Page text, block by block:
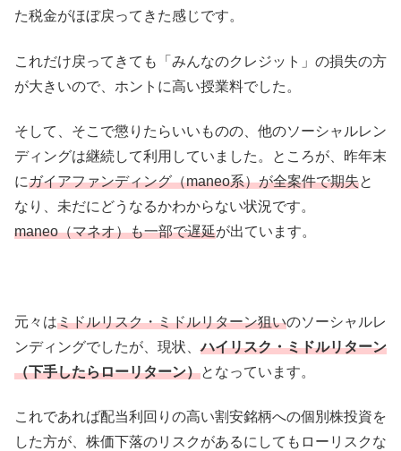
た税金がほぼ戻ってきた感じです。
これだけ戻ってきても「みんなのクレジット」の損失の方
が大きいので、ホントに高い授業料でした。
そして、そこで懲りたらいいものの、他のソーシャルレン
ディングは継続して利用していました。ところが、昨年末
にガイアファンディング（maneo系）が全案件で期失と
なり、未だにどうなるかわからない状況です。
maneo（マネオ）も一部で遅延が出ています。
元々はミドルリスク・ミドルリターン狙いのソーシャルレ
ンディングでしたが、現状、ハイリスク・ミドルリターン
（下手したらローリターン）となっています。
これであれば配当利回りの高い割安銘柄への個別株投資を
した方が、株価下落のリスクがあるにしてもローリスクな